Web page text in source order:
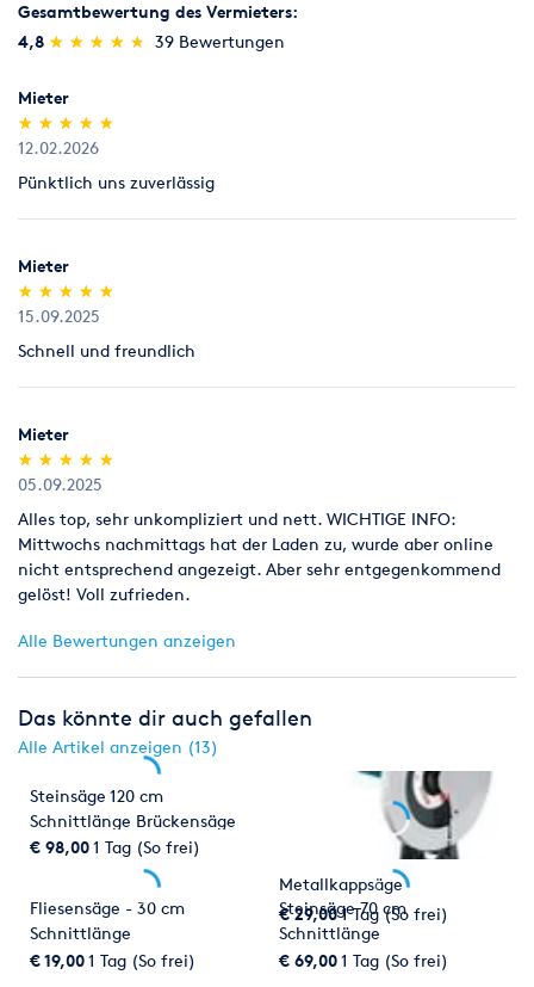
Rücknahme von Verbrauchsmaterial
Verbrauchsmaterial (z.B. Schleifpapiere für Parkettschleifer),
das nicht benutzt worden ist, nehmen wir innerhalb von 7
ungeöffnet (kein Anbruch).
Legitimation
Als Neukunde bitten wir Sie einen gültigen amtlichen
Gesamtbewertung des Vermieters:
4,8 (*)
★
★
(*) ★
★
(*) ★
★
(*) ★
★
(*) ★
★ 39 Bewertungen
Mieter
(*)
★
★
(*) ★
★
(*) ★
★
(*) ★
★
(*) ★
★
12.02.2026
Pünktlich uns zuverlässig
Mieter
(*)
★
★
(*) ★
★
(*) ★
★
(*) ★
★
(*) ★
★
15.09.2025
Schnell und freundlich
Mieter
(*)
★
★
(*) ★
★
(*) ★
★
(*) ★
★
(*) ★
★
05.09.2025
Alles top, sehr unkompliziert und nett. WICHTIGE INFO:
Mittwochs nachmittags hat der Laden zu, wurde aber online
nicht entsprechend angezeigt. Aber sehr entgegenkommend
gelöst! Voll zufrieden.
Alle Bewertungen anzeigen
Das könnte dir auch gefallen
Alle Artikel anzeigen (13)
Steinsäge 120 cm
Schnittlänge Brückensäge
€ 98,001 Tag (So frei)
Metallkappsäge
€ 29,001 Tag (So frei)
Fliesensäge - 30 cm
Schnittlänge
€ 19,001 Tag (So frei)
Steinsäge 70 cm
Schnittlänge
€ 69,001 Tag (So frei)